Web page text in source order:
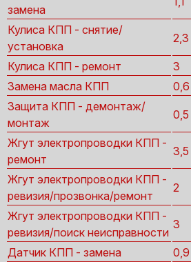
замена
Кулиса КПП - снятие/
установка
2,3
Кулиса КПП - ремонт 3
Замена масла КПП
0,6
Защита КПП - демонтаж/
монтаж
0,5
Жгут электропроводки КПП -
ремонт
3,5
Жгут электропроводки КПП -
ревизия/прозвонка/ремонт
2
Жгут электропроводки КПП -
ревизия/поиск неисправности
3
Датчик КПП - замена 0,9